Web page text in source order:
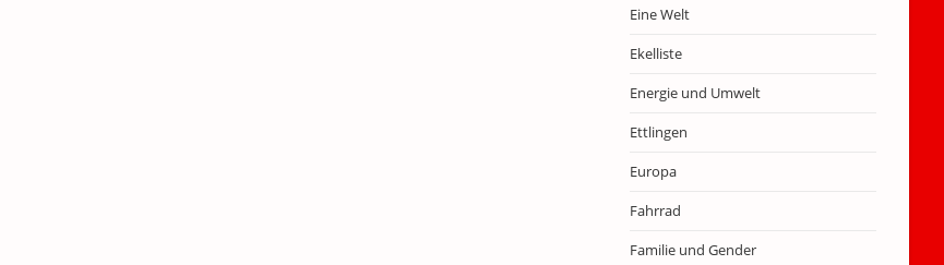
Eine Welt
Ekelliste
Energie und Umwelt
Ettlingen
Europa
Fahrrad
Familie und Gender